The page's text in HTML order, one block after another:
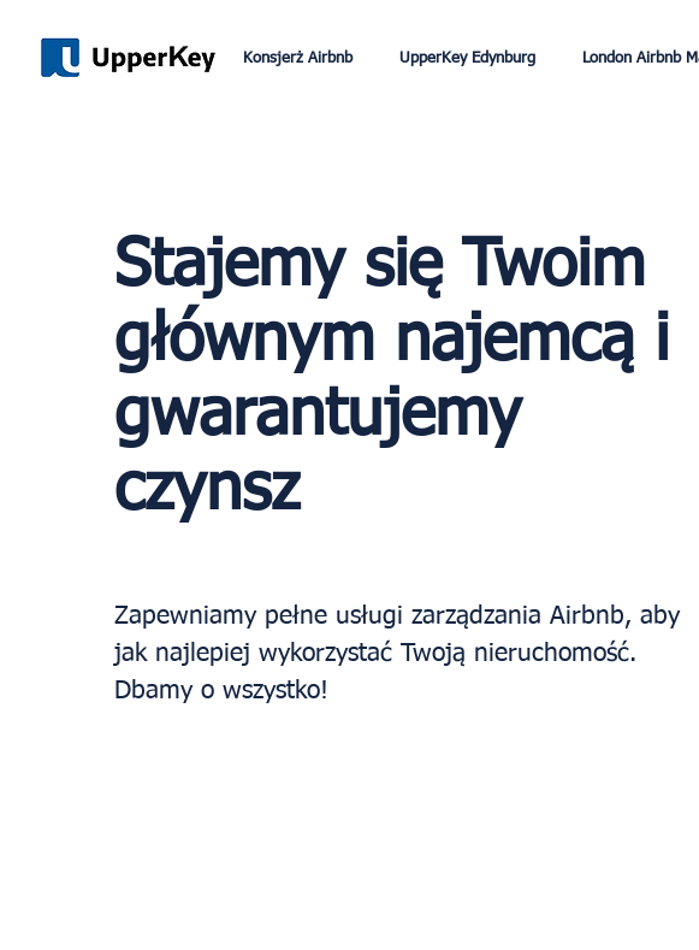
Konsjerż Airbnb UpperKey Edynburg London Airbnb
Stajemy się Twoim
głównym najemcą i
gwarantujemy
czynsz
Zapewniamy pełne usługi zarządzania Airbnb, aby
jak najlepiej wykorzystać Twoją nieruchomość.
Dbamy o wszystko!